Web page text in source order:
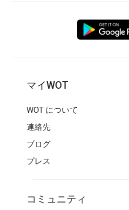
マイWOT
WOT について
連絡先
ブログ
プレス
コミュニティ